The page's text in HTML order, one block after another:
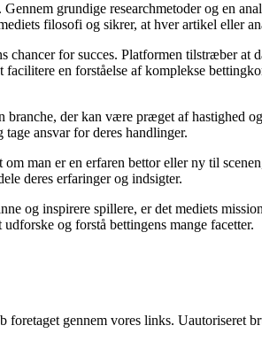
grundige researchmetoder og en
filosofi og sikrer, at hver artikel eller
for succes. Platformen tilstræber at
en forståelse af komplekse
der kan være præget af hastighed
ansvar for deres handlinger.
man er en erfaren bettor eller ny til
deres erfaringer og indsigter.
og inspirere spillere, er det mediets
og forstå bettingens mange facetter.
gennem vores links. Uautoriseret